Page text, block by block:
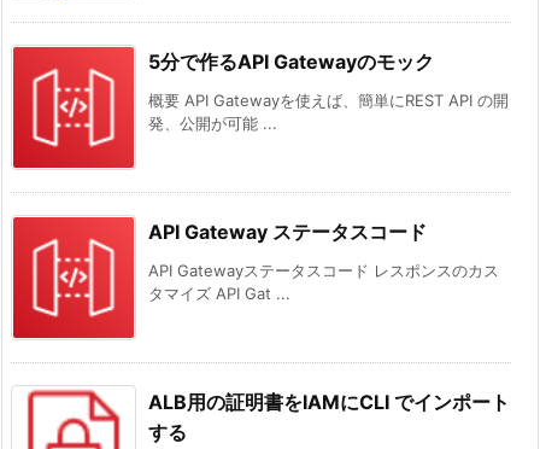
5分で作るAPI Gatewayのモック
概要 API Gatewayを使えば、簡単にREST API の開
発、公開が可能 ...
API Gateway ステータスコード
API Gatewayステータスコード レスポンスのカス
タマイズ API Gat ...
ALB用の証明書をIAMにCLI でインポート
する